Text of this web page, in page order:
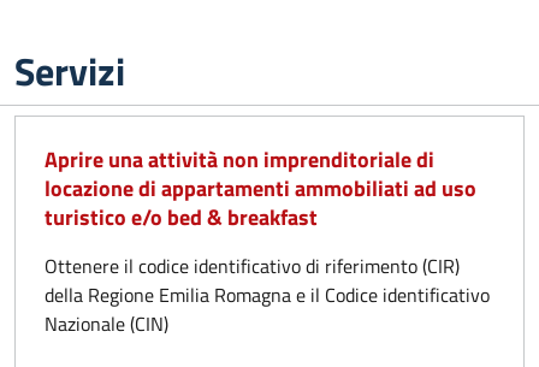
Servizi
Aprire una attività non imprenditoriale di
locazione di appartamenti ammobiliati ad uso
turistico e/o bed & breakfast
Ottenere il codice identificativo di riferimento (CIR)
della Regione Emilia Romagna e il Codice identificativo
Nazionale (CIN)